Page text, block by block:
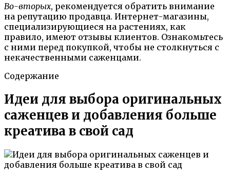
Во-вторых, рекомендуется обратить внимание
на репутацию продавца. Интернет-магазины,
специализирующиеся на растениях, как
правило, имеют отзывы клиентов. Ознакомьтесь
с ними перед покупкой, чтобы не столкнуться с
некачественными саженцами.
Содержание
Идеи для выбора оригинальных
саженцев и добавления больше
креатива в свой сад